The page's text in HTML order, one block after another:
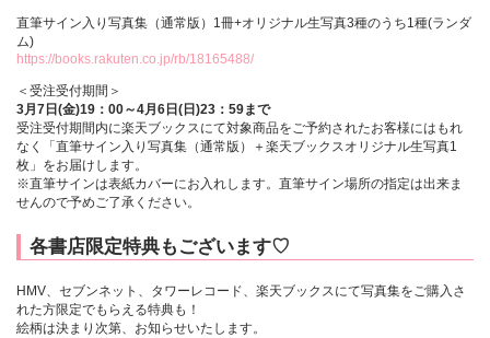
直筆サイン入り写真集（通常版）1冊+オリジナル生写真3種のうち1種(ランダ
ム)
https://books.rakuten.co.jp/rb/18165488/
＜受注受付期間＞
3月7日(金)19：00～4月6日(日)23：59まで
受注受付期間内に楽天ブックスにて対象商品をご予約されたお客様にはもれ
なく「直筆サイン入り写真集（通常版）＋楽天ブックスオリジナル生写真1
枚」をお届けします。
※直筆サインは表紙カバーにお入れします。直筆サイン場所の指定は出来ま
せんので予めご了承ください。
各書店限定特典もございます♡
HMV、セブンネット、タワーレコード、楽天ブックスにて写真集をご購入さ
れた方限定でもらえる特典も！
絵柄は決まり次第、お知らせいたします。